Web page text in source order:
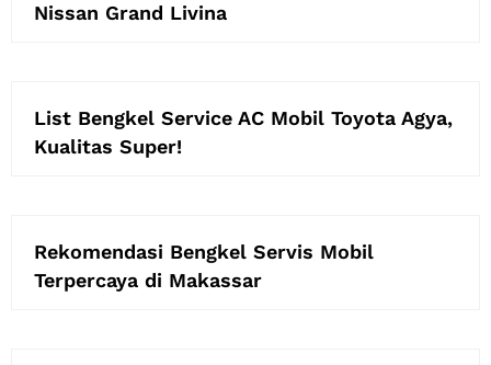
Nissan Grand Livina
List Bengkel Service AC Mobil Toyota Agya,
Kualitas Super!
Rekomendasi Bengkel Servis Mobil
Terpercaya di Makassar